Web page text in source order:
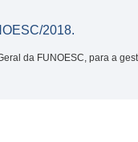
2018.
da FUNOESC, para a